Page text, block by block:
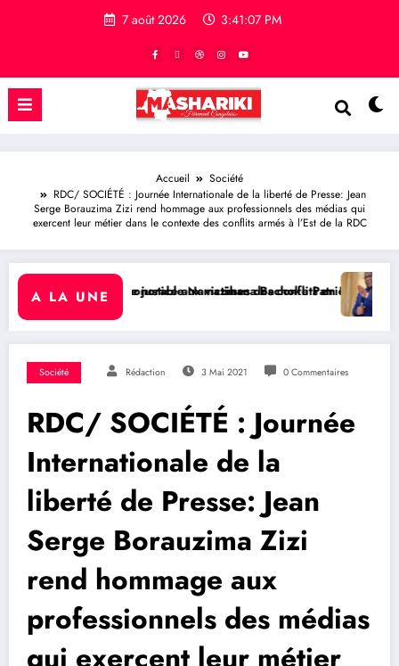
7 août 2026 3:41:08 PM
Accueil
Société
RDC/ SOCIÉTÉ : Journée Internationale de la liberté de Presse: Jean
Serge Borauzima Zizi rend hommage aux professionnels des médias qui
exercent leur métier dans le contexte des conflits armés à l’Est de la RDC
A LA UNE
des conflits en RDC
Bachoke Patrick Baka salue la suspension de l’arrêté
RDC/ POLITIQUE : Dépolitisation
Société Rédaction 3 Mai 2021 0 Commentaires
RDC/ SOCIÉTÉ : Journée
Internationale de la
liberté de Presse: Jean
Serge Borauzima Zizi
rend hommage aux
professionnels des médias